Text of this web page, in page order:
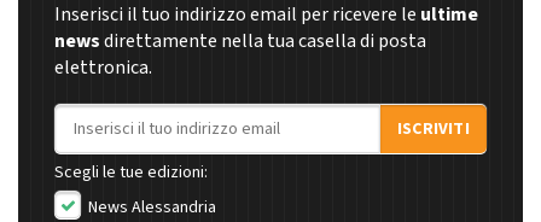
Inserisci il tuo indirizzo email per ricevere le ultime
newsdirettamente nella tua casella di posta
elettronica.
Indirizzo email
ISCRIVITI
Scegli le tue edizioni:
News Alessandria